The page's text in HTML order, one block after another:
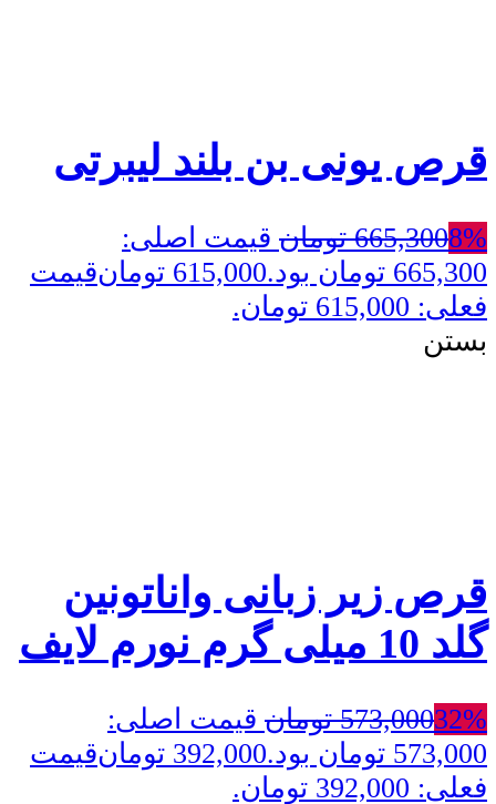
قرص یونی بن بلند لیبرتی
8%
665,300 تومان قیمت اصلی:
665,300 تومان بود.
615,000 تومانقیمت
فعلی: 615,000 تومان.
بستن
قرص زیر زبانی واناتونین
گلد 10 میلی گرم نورم لایف
32%
573,000 تومان قیمت اصلی:
573,000 تومان بود.
392,000 تومانقیمت
فعلی: 392,000 تومان.